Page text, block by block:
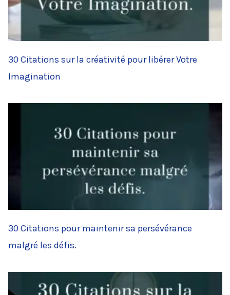
30 Citations sur la créativité pour libérer Votre
Imagination
30 Citations pour maintenir sa persévérance
malgré les défis.